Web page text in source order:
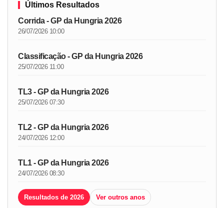
Últimos Resultados
Corrida - GP da Hungria 2026
26/07/2026 10:00
Classificação - GP da Hungria 2026
25/07/2026 11:00
TL3 - GP da Hungria 2026
25/07/2026 07:30
TL2 - GP da Hungria 2026
24/07/2026 12:00
TL1 - GP da Hungria 2026
24/07/2026 08:30
Resultados de 2026 Ver outros anos